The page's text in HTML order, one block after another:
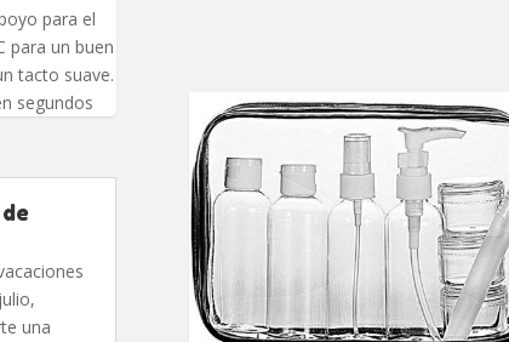
para el
para un buen
tacto suave.
segundos
una